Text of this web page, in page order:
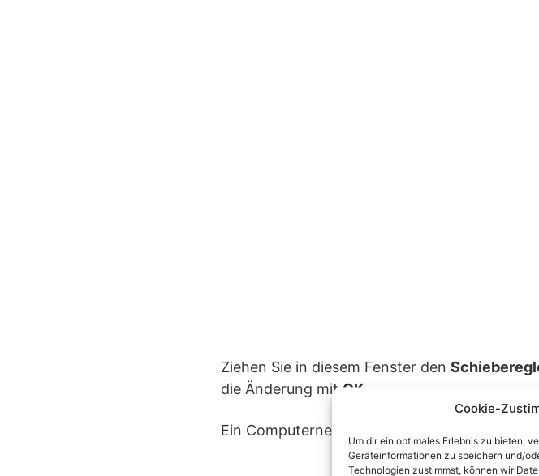
Ziehen Sie in diesem Fenster den
die Änderung mit OK
Ein Computerneustart aktiviert die
Cookie-
Um dir ein optimales Erlebnis zu bieten,
Geräteinformationen zu speichern und/
Technologien zustimmst, können wir